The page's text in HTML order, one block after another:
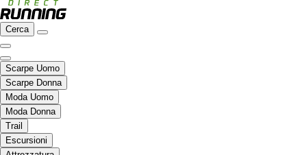
Cerca
Scarpe Uomo
Scarpe Donna
Moda Uomo
Moda Donna
Trail
Escursioni